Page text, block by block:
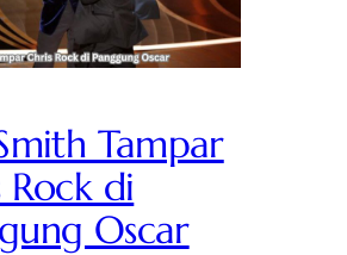
Tampar
Rock di
Oscar